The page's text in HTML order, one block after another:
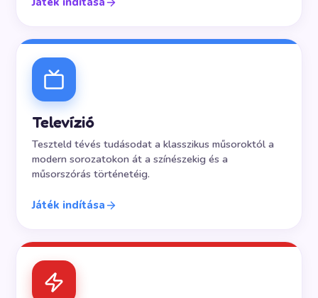
Televízió
Teszteld tévés tudásodat a klasszikus műsoroktól a
modern sorozatokon át a színészekig és a
műsorszórás történetéig.
Játék indítása